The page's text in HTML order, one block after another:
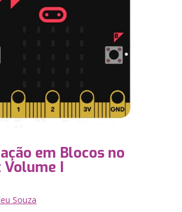
em Blocos no
I
Souza